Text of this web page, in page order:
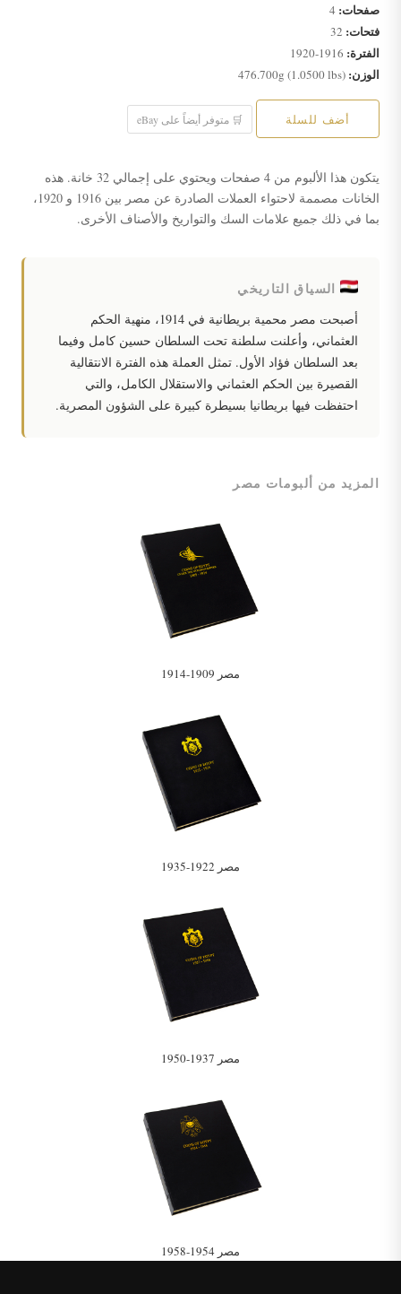
صفحات:
فتحات:
الفترة:
الوزن:
أضف للسلة 🛒 متوفر أيضاً على eBay
يتكون هذا الألبوم من 4 صفحات ويحتوي على إجمالي 32 خانة. هذه
الخانات مصممة لاحتواء العملات الصادرة عن مصر بين 1916 و 1920،
بما في ذلك جميع علامات السك والتواريخ والأصناف الأخرى.
السياق التاريخي
أصبحت مصر محمية بريطانية في 1914، منهية الحكم
العثماني، وأعلنت سلطنة تحت السلطان حسين كامل وفيما
بعد السلطان فؤاد الأول. تمثل العملة هذه الفترة الانتقالية
القصيرة بين الحكم العثماني والاستقلال الكامل، والتي
احتفظت فيها بريطانيا بسيطرة كبيرة على الشؤون المصرية.
المزيد من ألبومات مصر
مصر 1909-1914
مصر 1922-1935
مصر 1937-1950
مصر 1954-1958